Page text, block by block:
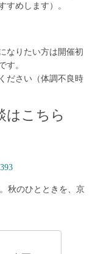
すめします）。
なりたい方は開催初
す。
ださい（体調不良時
はこちら
秋のひとときを、京